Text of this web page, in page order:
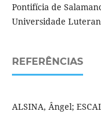
Pontifícia de
Universidade
REFERÊNCIAS
ALSINA, Ângel;